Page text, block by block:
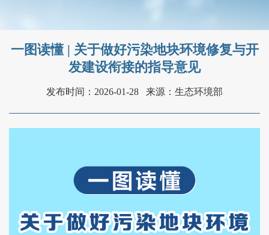
一图读懂 | 关于做好污染地块环境修复与开
发建设衔接的指导意见
发布时间：2026-01-28 来源：生态环境部